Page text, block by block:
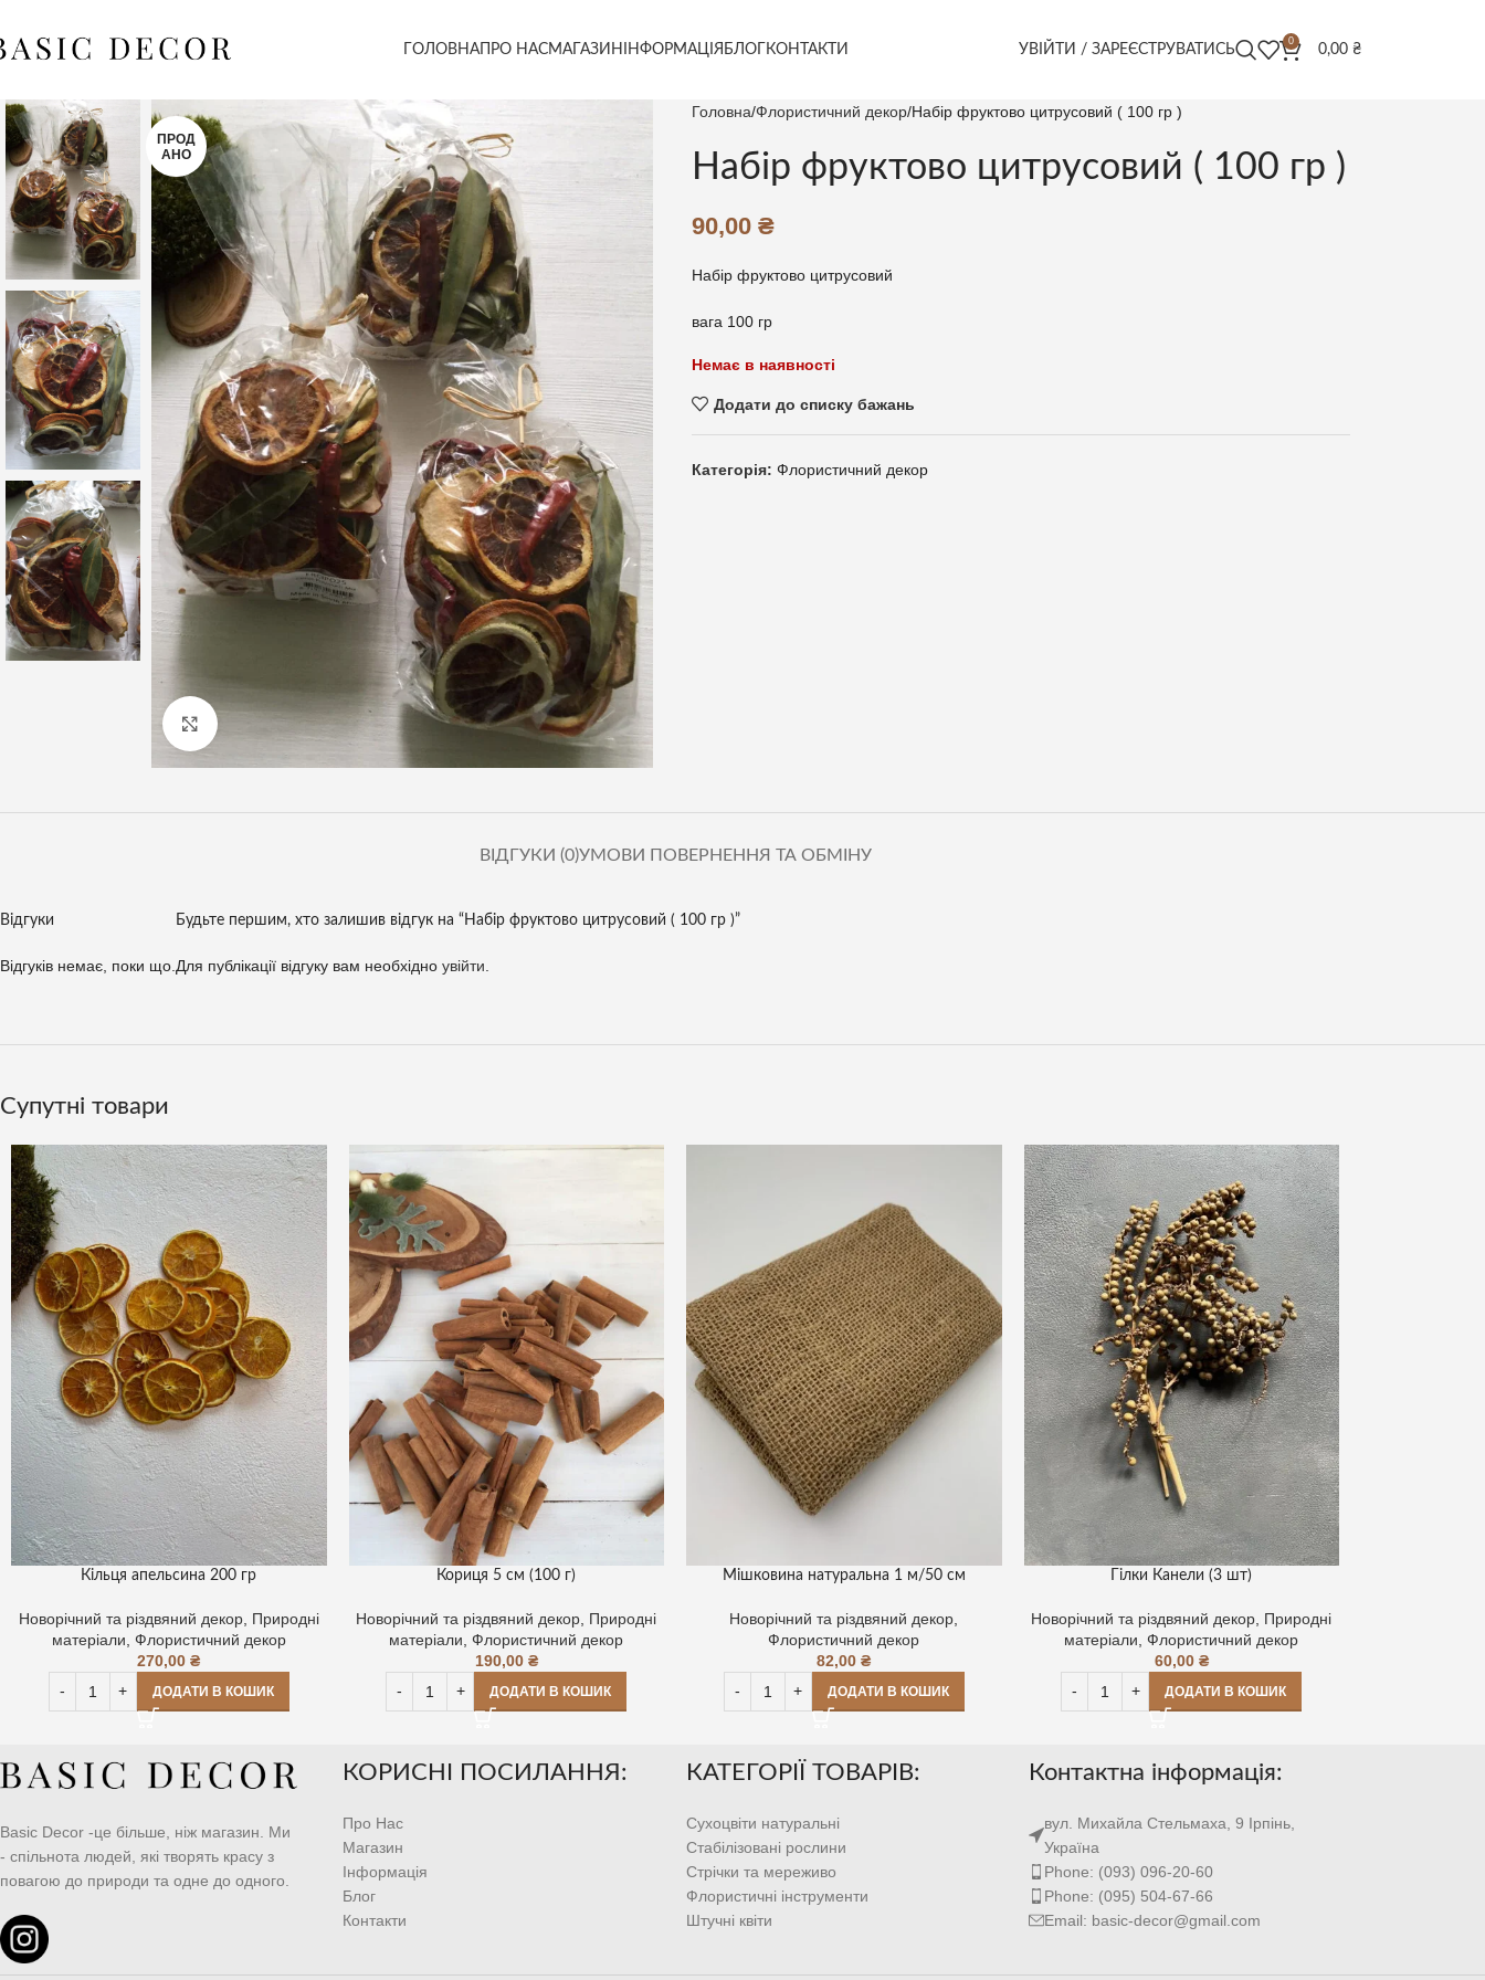
ГОЛОВНАПРО НАСМАГАЗИН ІНФОРМАЦІЯ БЛОГ КОНТАКТИ УВІЙТИ / ЗАРЕЄСТРУВАТИСЬ
0
0,00 ₴
ПРОД
АНО
Клацніть, щоб збільшити
Головна Флористичний декор Набір фруктово цитрусовий ( 100 гр )
Набір фруктово цитрусовий ( 100 гр )
90,00 ₴
Набір фруктово цитрусовий
вага 100 гр
Немає в наявності
Додати до списку бажань
Категорія: Флористичний декор
ВІДГУКИ (0)УМОВИ ПОВЕРНЕННЯ ТА ОБМІНУ
Відгуки
Відгуків немає, поки що.
Будьте першим, хто залишив відгук на “Набір фруктово цитрусовий ( 100 гр )”
Для публікації відгуку вам необхідно увійти
Супутні товари
Кільця апельсина 200 гр
Новорічний та різдвяний декор, Природні
матеріали Флористичний декор
270,00₴
ДОДАТИ В КОШИК
Кориця 5 см (100 г)
Новорічний та різдвяний декор Природні
матеріали ,Флористичний декор
190,00 ₴
ДОДАТИ В КОШИК
Мішковина натуральна 1 м/50 см
Новорічний та різдвяний декор
Флористичний декор
82,00₴
ДОДАТИ В КОШИК
Гілки Канели (3 шт)
Новорічний та різдвяний декор Природні
матеріали ,Флористичний декор
60,00 ₴
ДОДАТИ В КОШИК
Basic Decor -це більше, ніж магазин. Ми
- спільнота людей, які творять красу з
повагою до природи та одне до одного.
КОРИСНІ ПОСИЛАННЯ:
Про Нас
Магазин
Інформація
Блог
Контакти
КАТЕГОРІЇ ТОВАРІВ:
Сухоцвіти натуральні
Стабілізовані рослини
Стрічки та мереживо
Флористичні інструменти
Штучні квіти
Контактна інформація:
вул. Михайла Стельмаха, 9 Ірпінь,
Україна
Phone: (093) 096-20-60
Phone: (095) 504-67-66
Email: basic-decor@gmail.com